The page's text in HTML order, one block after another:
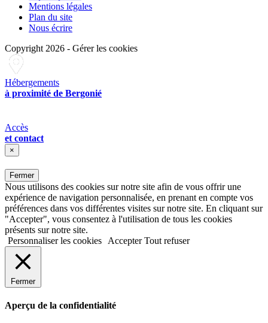
Mentions légales
Plan du site
Nous écrire
Copyright 2026 - Gérer les cookies
Hébergements
à proximité de Bergonié
Accès
et contact
×
Fermer
Nous utilisons des cookies sur notre site afin de vous offrir une
expérience de navigation personnalisée, en prenant en compte vos
préférences dans vos différentes visites sur notre site. En cliquant sur
"Accepter", vous consentez à l'utilisation de tous les cookies
présents sur notre site.
Personnaliser les cookies
Accepter Tout refuser
Fermer
Aperçu de la confidentialité